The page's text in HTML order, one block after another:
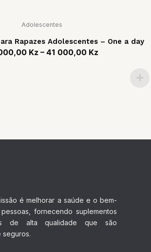
Adolescentes
Rapazes Adolescentes – One a day
Kz– 41 000,00 Kz
é melhorar a saúde e o bem-
fornecendo suplementos
de alta qualidade que são
seguros.